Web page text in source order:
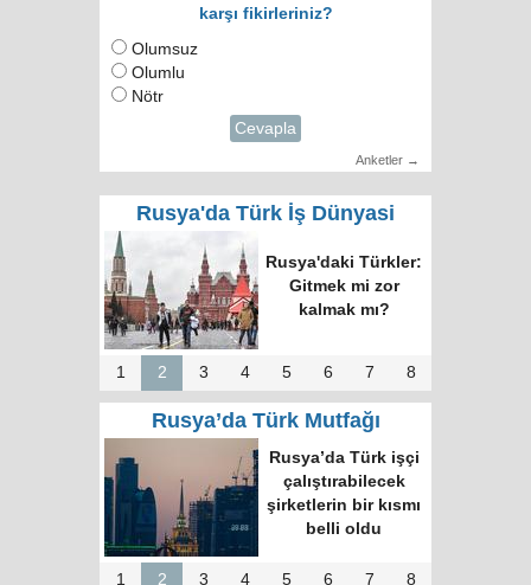
karşı fikirleriniz?
Olumsuz
Olumlu
Nötr
Cevapla
Anketler →
Rusya'da Türk İş Dünyasi
Rusya'daki Türkler:
Gitmek mi zor
kalmak mı?
1 2 3 4 5 6 7 8
Rusya’da Türk Mutfağı
Rusya’da Türk işçi
çalıştırabilecek
şirketlerin bir kısmı
belli oldu
1 2 3 4 5 6 7 8